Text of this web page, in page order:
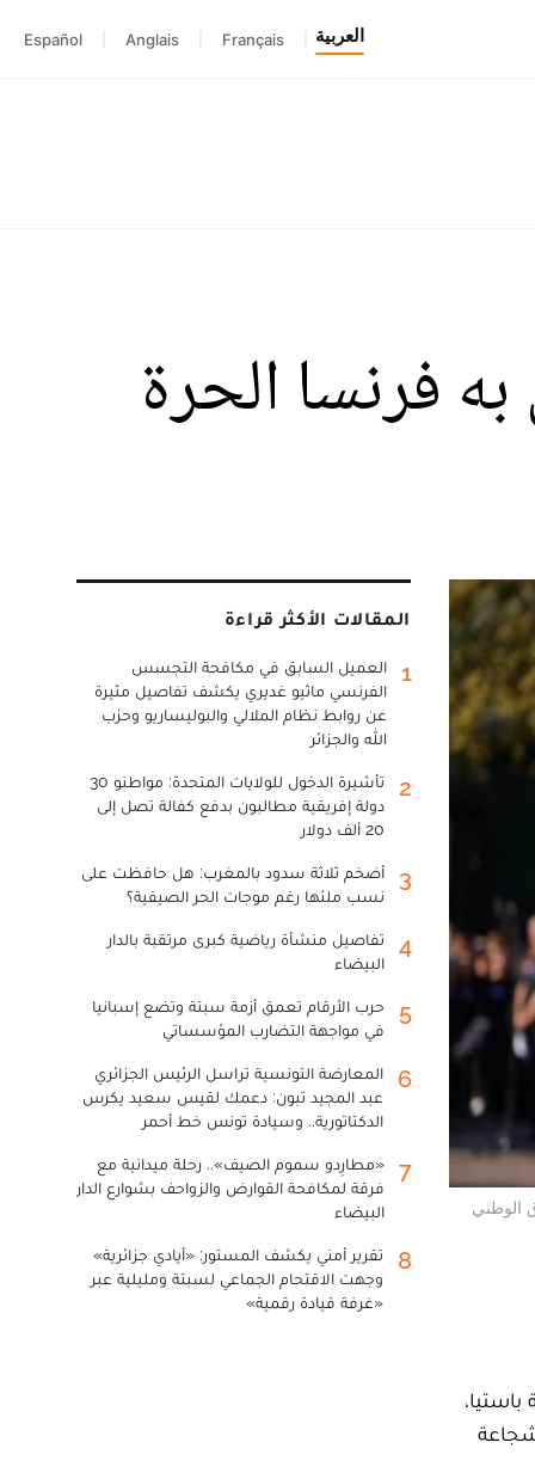
العربية Français
Anglais
Español
به فرنسا الحرة
وسام الاستحقاق الوطني
أقيم أمس الخميس 28 شتنبر بمدينة باستيا،
شجاعة
المقالات الأكثر قراءة
1
العميل السابق في مكافحة التجسس
الفرنسي ماثيو غديري يكشف تفاصيل مثيرة
عن روابط نظام الملالي والبوليساريو وحزب
الله والجزائر
2
تأشيرة الدخول للولايات المتحدة: مواطنو 30
دولة إفريقية مطالبون بدفع كفالة تصل إلى
20 ألف دولار
3
أضخم ثلاثة سدود بالمغرب: هل حافظت على
نسب ملئها رغم موجات الحر الصيفية؟
4
تفاصيل منشأة رياضية كبرى مرتقبة بالدار
البيضاء
5
حرب الأرقام تعمق أزمة سبتة وتضع إسبانيا
في مواجهة التضارب المؤسساتي
6
المعارضة التونسية تراسل الرئيس الجزائري
عبد المجيد تبون: دعمك لقيس سعيد يكرس
الدكتاتورية.. وسيادة تونس خط أحمر
7
«مطارِدو سموم الصيف».. رحلة ميدانية مع
فرقة لمكافحة القوارض والزواحف بشوارع الدار
البيضاء
8
تقرير أمني يكشف المستور: «أيادي جزائرية»
وجهت الاقتحام الجماعي لسبتة ومليلية عبر
«غرفة قيادة رقمية»